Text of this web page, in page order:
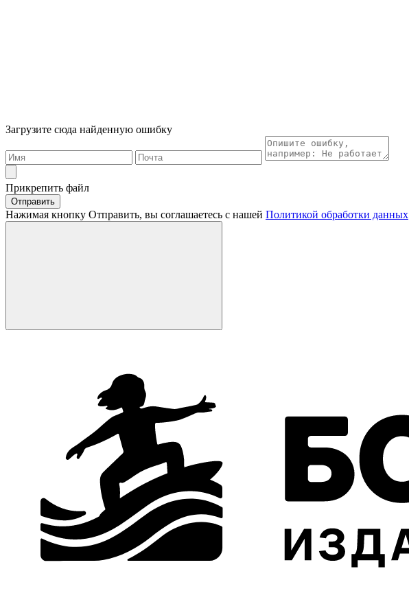
Загрузите сюда найденную ошибку
Прикрепить файл
Отправить
Нажимая кнопку Отправить, вы соглашаетесь с нашей Политикой обработки данных